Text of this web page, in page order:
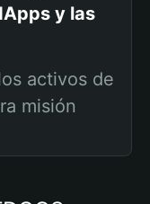
y las
activos de
misión